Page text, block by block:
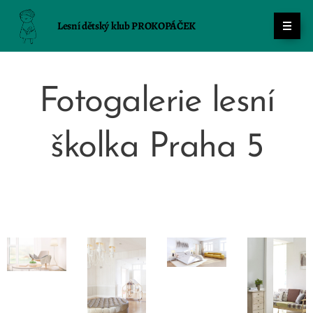
Lesní dětský klub PROKOPÁČEK
Fotogalerie lesní
školka Praha 5